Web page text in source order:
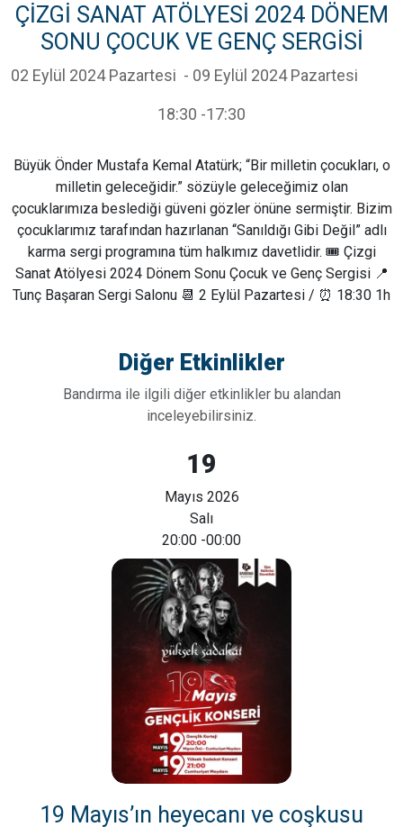
ÇİZGİ SANAT ATÖLYESİ 2024 DÖNEM
SONU ÇOCUK VE GENÇ SERGİSİ
02 Eylül 2024 Pazartesi - 09 Eylül 2024 Pazartesi
18:30 -17:30
Büyük Önder Mustafa Kemal Atatürk; “Bir milletin çocukları, o
milletin geleceğidir.” sözüyle geleceğimiz olan
çocuklarımıza beslediği güveni gözler önüne sermiştir. Bizim
çocuklarımız tarafından hazırlanan “Sanıldığı Gibi Değil” adlı
karma sergi programına tüm halkımız davetlidir. 🎟️ Çizgi
Sanat Atölyesi 2024 Dönem Sonu Çocuk ve Genç Sergisi 📍
Tunç Başaran Sergi Salonu 📆 2 Eylül Pazartesi / ⏰ 18:30 1h
Diğer Etkinlikler
Bandırma ile ilgili diğer etkinlikler bu alandan
inceleyebilirsiniz.
19
Mayıs 2026
Salı
20:00 -00:00
19 Mayıs’ın heyecanı ve coşkusu